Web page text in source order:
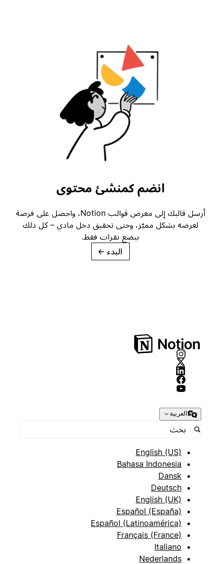
انضم كمنشئ محتوى
أرسل قالبك إلى معرض قوالب Notion، واحصل على فرصة
لعرضه بشكل مميّز، وحتى تحقيق دخل مادي – كل ذلك
ببضع نقرات فقط.
→
العربية
English (US)
Bahasa Indonesia
Dansk
Deutsch
English (UK)
Español (España)
Español (Latinoamérica)
Français (France)
Italiano
Nederlands